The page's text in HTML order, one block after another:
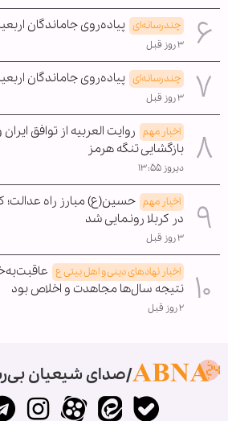
چندرسانه‌ای پیاده‌روی جاماندگان
۳ روز قبل
چندرسانه‌ای پیاده‌روی جاماندگان
۳ روز قبل
اخبار مهم روایت العربیه از توافق
بازگشایی تنگه هرمز
دیروز ۱۳:۵۵
اخبار مهم حسین(ع) مبارز راه
در کربلا رونمایی شد
۳ روز قبل
اخبار نهادهای دینی و اهل بیتی ع
نتیجه سال‌ها مجاهدت و اخلاص بود
۲ روز قبل
صدای شیعیان